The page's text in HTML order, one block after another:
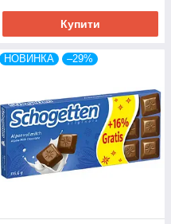
Купити
НОВИНКА –29%